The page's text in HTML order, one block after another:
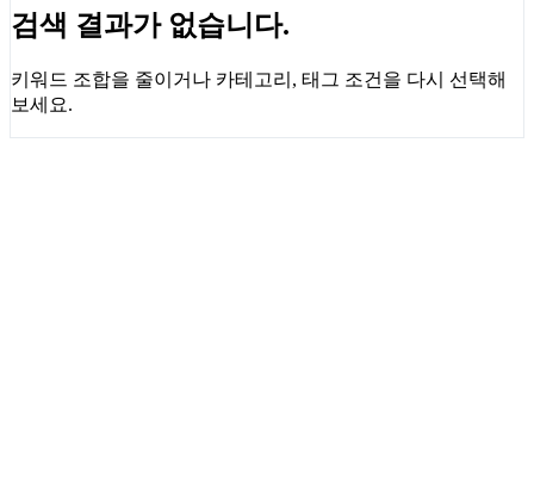
검색 결과가 없습니다.
키워드 조합을 줄이거나 카테고리, 태그 조건을 다시 선택해
보세요.